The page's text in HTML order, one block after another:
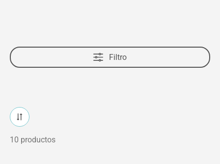
Filtro
10 productos